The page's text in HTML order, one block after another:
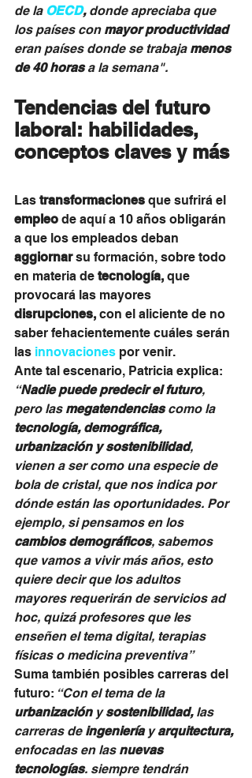
de la OECD, donde apreciaba que
los países con mayor productividad
eran países donde se trabaja menos
de 40 horas a la semana".
Tendencias del futuro
laboral: habilidades,
conceptos claves y más
Las transformaciones que sufrirá el
empleo de aquí a 10 años obligarán
a que los empleados deban
aggiornar su formación, sobre todo
en materia de tecnología, que
provocará las mayores
disrupciones, con el aliciente de no
saber fehacientemente cuáles serán
las innovaciones por venir.
Ante tal escenario, Patricia explica:
“Nadie puede predecir el futuro,
pero las megatendencias como la
tecnología, demográfica,
urbanización y sostenibilidad,
vienen a ser como una especie de
bola de cristal, que nos indica por
dónde están las oportunidades. Por
ejemplo, si pensamos en los
cambios demográficos, sabemos
que vamos a vivir más años, esto
quiere decir que los adultos
mayores requerirán de servicios ad
hoc, quizá profesores que les
enseñen el tema digital, terapias
físicas o medicina preventiva”
Suma también posibles carreras del
futuro: “Con el tema de la
urbanización y sostenibilidad, las
carreras de ingeniería y arquitectura,
enfocadas en las nuevas
tecnologías. siempre tendrán